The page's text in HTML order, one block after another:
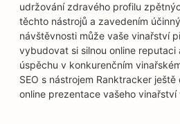
udržování zdravého profilu
těchto nástrojů a zavedením
návštěvnosti může vaše vinařství
vybudovat si silnou online reputaci
úspěchu v konkurenčním
SEO s nástrojem Ranktracker
online prezentace vašeho